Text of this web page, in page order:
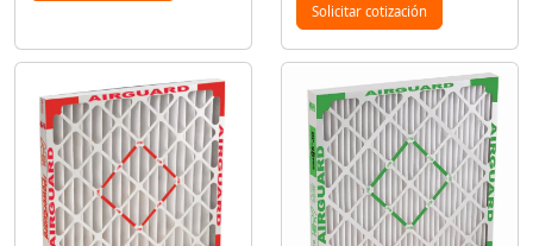
Solicitar cotización